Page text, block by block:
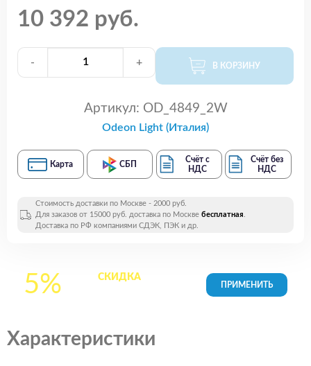
10 392 руб.
- + В КОРЗИНУ
Артикул: OD_4849_2W
Odeon Light (Италия)
Карта СБП
Счёт с
НДС
Счёт без
НДС
Стоимость доставки по Москве - 2000 руб.
Для заказов от 15000 руб. доставка по Москве бесплатная.
Доставка по РФ компаниями СДЭК, ПЭК и др.
5% СКИДКАна все
Характеристики